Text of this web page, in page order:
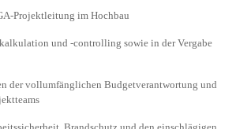
Projektleitung im Hochbau
und -controlling sowie in der Vergabe
der vollumfänglichen Budgetverantwortung und